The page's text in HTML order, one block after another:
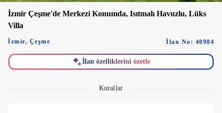
İzmir Çeşme'de Merkezi Konumda, Isıtmalı Havuzlu, Lüks
Villa
İzmir, Çeşme İlan No: 40984
İlan özelliklerini özetle
Kurallar